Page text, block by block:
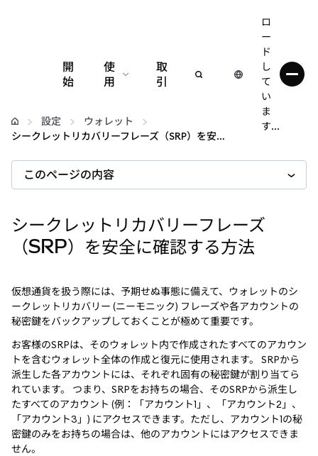
開
始
使
用
設定
web3の詳細
安全性の維持
取
引
ロ
ー
ド
し
て
い
ま
す...
設定
ウォレット
シークレットリカバリーフレーズ（SRP）を安全に確認する方法
このページの内容
シークレットリカバリーフレーズ
（SRP）を安全に確認する方法
仮想通貨を扱う際には、予期せぬ事態に備えて、ウォレットのシ
ークレットリカバリー (ニーモニック) フレーズや各アカウントの
秘密鍵をバックアップしておくことが極めて重要です。
お客様のSRPは、そのウォレット内で作成されたすべてのアカウン
トを含むウォレット全体の作成と復元に使用されます。 SRPから
派生した各アカウントには、それぞれ固有の秘密鍵が割り当てら
れています。 つまり、SRPをお持ちの場合、そのSRPから派生し
たすべてのアカウント (例：「アカウント1」、「アカウント2」、
「アカウント3」) にアクセスできます。ただし、アカウント1の秘
密鍵のみをお持ちの場合は、他のアカウントにはアクセスできま
せん。